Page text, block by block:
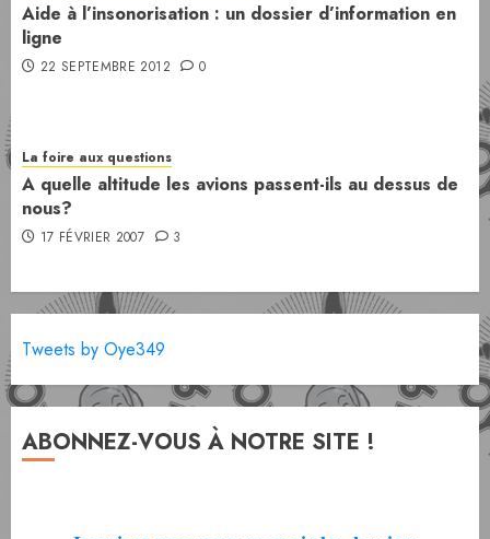
Aide à l’insonorisation : un dossier d’information en
ligne
22 SEPTEMBRE 2012 0
La foire aux questions
A quelle altitude les avions passent-ils au dessus de
nous?
17 FÉVRIER 2007 3
Tweets by Oye349
ABONNEZ-VOUS À NOTRE SITE !